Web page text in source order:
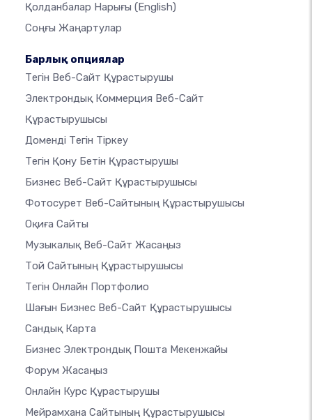
Қолданбалар Нарығы (English)
Соңғы Жаңартулар
Барлық опциялар
Тегін Веб-Сайт Құрастырушы
Электрондық Коммерция Веб-Сайт
Құрастырушысы
Доменді Тегін Тіркеу
Тегін Қону Бетін Құрастырушы
Бизнес Веб-Сайт Құрастырушысы
Фотосурет Веб-Сайтының Құрастырушысы
Оқиға Сайты
Музыкалық Веб-Сайт Жасаңыз
Той Сайтының Құрастырушысы
Тегін Онлайн Портфолио
Шағын Бизнес Веб-Сайт Құрастырушысы
Сандық Карта
Бизнес Электрондық Пошта Мекенжайы
Форум Жасаңыз
Онлайн Курс Құрастырушы
Мейрамхана Сайтының Құрастырушысы